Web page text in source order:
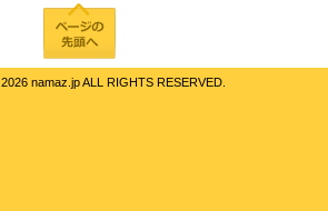
2026 namaz.jp ALL RIGHTS RESERVED.